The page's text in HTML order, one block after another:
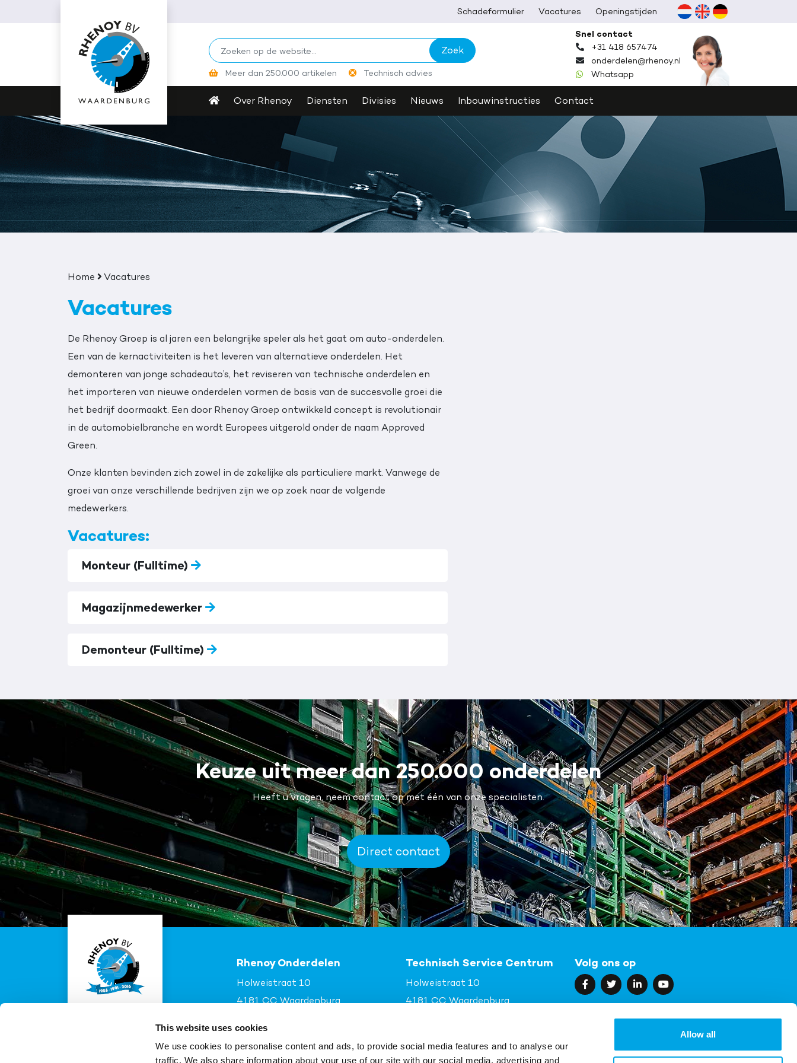
This website uses cookies
We use cookies to personalise content and ads, to provide social media features and to analyse our
traffic. We also share information about your use of our site with our social media, advertising and
Allow all
Contanten van €3000,- of meer? betaal digitaal. (biljetten van €200 & €500
kunnen wij niet aannemen)
Lees meer
Schadeformulier Vacatures Openingstijden
Meer dan 250.000 artikelen Technisch advies
Snel contact
+31 418 657474
onderdelen@rhenoy.nl
Whatsapp
Over Rhenoy Diensten Divisies Nieuws Inbouwinstructies Contact
Home Vacatures
Vacatures
De Rhenoy Groep is al jaren een belangrijke speler als het gaat om auto-onderdelen.
Een van de kernactiviteiten is het leveren van alternatieve onderdelen. Het
demonteren van jonge schadeauto’s, het reviseren van technische onderdelen en
het importeren van nieuwe onderdelen vormen de basis van de succesvolle groei die
het bedrijf doormaakt. Een door Rhenoy Groep ontwikkeld concept is revolutionair
in de automobielbranche en wordt Europees uitgerold onder de naam Approved
Green.
Onze klanten bevinden zich zowel in de zakelijke als particuliere markt. Vanwege de
groei van onze verschillende bedrijven zijn we op zoek naar de volgende
medewerkers.
Vacatures:
Monteur (Fulltime)
Magazijnmedewerker
Demonteur (Fulltime)
Keuze uit meer dan 250.000 onderdelen
Heeft u vragen, neem contact op met één van onze specialisten.
Direct contact
Rhenoy Onderdelen
Holweistraat 10
4181 CC Waardenburg
Technisch Service Centrum
Holweistraat 10
4181 CC Waardenburg
Volg ons op